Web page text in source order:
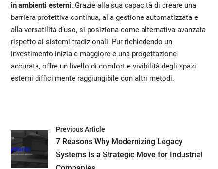
in ambienti esterni. Grazie alla sua capacità di creare una
barriera protettiva continua, alla gestione automatizzata e
alla versatilità d’uso, si posiziona come alternativa avanzata
rispetto ai sistemi tradizionali. Pur richiedendo un
investimento iniziale maggiore e una progettazione
accurata, offre un livello di comfort e vivibilità degli spazi
esterni difficilmente raggiungibile con altri metodi.
Previous Article
7 Reasons Why Modernizing Legacy
Systems Is a Strategic Move for Industrial